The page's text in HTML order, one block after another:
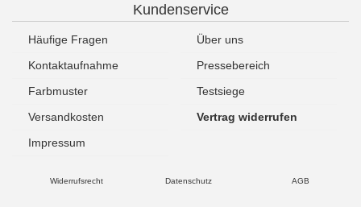
Kundenservice
Häufige Fragen
Über uns
Kontaktaufnahme
Pressebereich
Farbmuster
Testsiege
Versandkosten
Vertrag widerrufen
Impressum
Widerrufsrecht Datenschutz AGB